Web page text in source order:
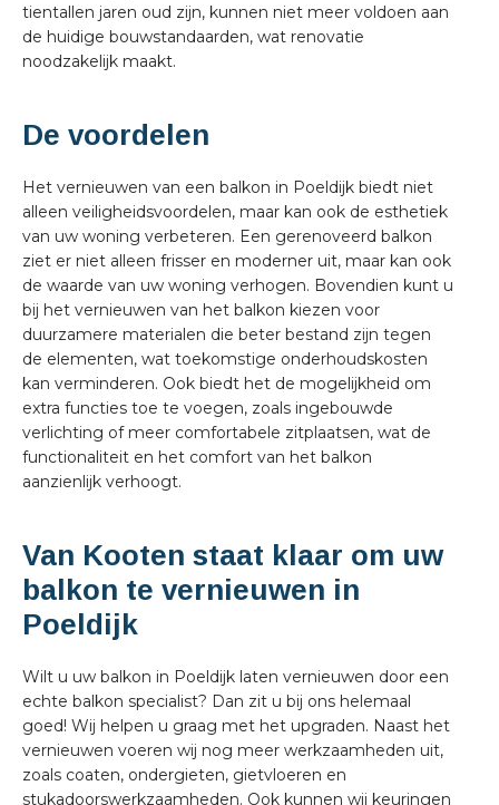
tientallen jaren oud zijn, kunnen niet meer voldoen aan
de huidige bouwstandaarden, wat renovatie
noodzakelijk maakt.
De voordelen
Het vernieuwen van een balkon in Poeldijk biedt niet
alleen veiligheidsvoordelen, maar kan ook de esthetiek
van uw woning verbeteren. Een gerenoveerd balkon
ziet er niet alleen frisser en moderner uit, maar kan ook
de waarde van uw woning verhogen. Bovendien kunt u
bij het vernieuwen van het balkon kiezen voor
duurzamere materialen die beter bestand zijn tegen
de elementen, wat toekomstige onderhoudskosten
kan verminderen. Ook biedt het de mogelijkheid om
extra functies toe te voegen, zoals ingebouwde
verlichting of meer comfortabele zitplaatsen, wat de
functionaliteit en het comfort van het balkon
aanzienlijk verhoogt.
Van Kooten staat klaar om uw
balkon te vernieuwen in
Poeldijk
Wilt u uw balkon in Poeldijk laten vernieuwen door een
echte balkon specialist? Dan zit u bij ons helemaal
goed! Wij helpen u graag met het upgraden. Naast het
vernieuwen voeren wij nog meer werkzaamheden uit,
zoals coaten, ondergieten, gietvloeren en
stukadoorswerkzaamheden. Ook kunnen wij keuringen